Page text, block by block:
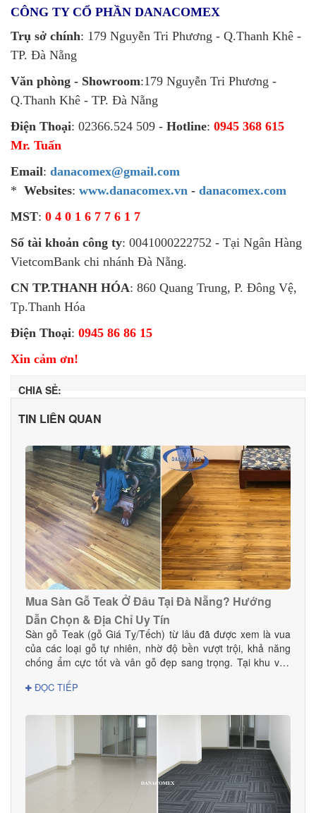
CÔNG TY CỔ PHẦN DANACOMEX
Trụ sở chính: 179 Nguyễn Tri Phương - Q.Thanh Khê -
TP. Đà Nẵng
Văn phòng - Showroom:179 Nguyễn Tri Phương -
Q.Thanh Khê - TP. Đà Nẵng
Điện Thoại: 02366.524 509 - Hotline: 0945 368 615
Mr. Tuấn
Email: danacomex@gmail.com
* Websites: www.danacomex.vn - danacomex.com
MST: 0 4 0 1 6 7 7 6 1 7
Số tài khoản công ty: 0041000222752 - Tại Ngân Hàng
VietcomBank chi nhánh Đà Nẵng.
CN TP.THANH HÓA: 860 Quang Trung, P. Đông Vệ,
Tp.Thanh Hóa
Điện Thoại: 0945 86 86 15
Xin cảm ơn!
CHIA SẺ:
TIN LIÊN QUAN
Mua Sàn Gỗ Teak Ở Đâu Tại Đà Nẵng? Hướng
Dẫn Chọn & Địa Chỉ Uy Tín
Sàn gỗ Teak (gỗ Giá Tỵ/Tếch) từ lâu đã được xem là vua
của các loại gỗ tự nhiên, nhờ độ bền vượt trội, khả năng
chống ẩm cực tốt và vân gỗ đẹp sang trọng. Tại khu vực
— sàn gỗ Teak là lựa chọn hoàn hảo cho cả nhà ở, biệt
Teak ở đâu tại Đà Nẵng để đảm bảo chất lượng thật, giá tốt
và dịch vụ thi công chuyên nghiệp? Hãy cùng Danacomex
ĐỌC TIẾP